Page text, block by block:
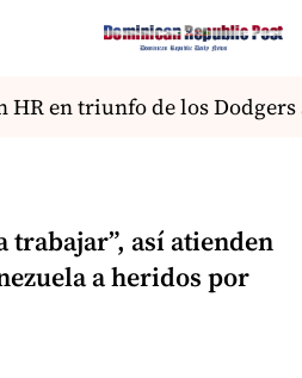
en triunfo de los Dodgers
trabajar”, así atienden
a heridos por